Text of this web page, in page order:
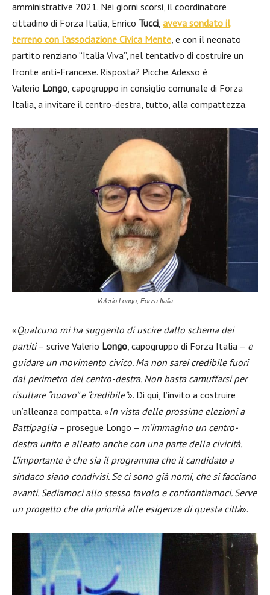
amministrative 2021. Nei giorni scorsi, il coordinatore
cittadino di Forza Italia, Enrico Tucci, aveva sondato il
terreno con l’associazione Civica Mente, e con il neonato
partito renziano “Italia Viva”, nel tentativo di costruire un
fronte anti-Francese. Risposta? Picche. Adesso è
Valerio Longo, capogruppo in consiglio comunale di Forza
Italia, a invitare il centro-destra, tutto, alla compattezza.
Valerio Longo, Forza Italia
«Qualcuno mi ha suggerito di uscire dallo schema dei
partiti– scrive Valerio Longo , capogruppo di Forza Italia – e
guidare un movimento civico. Ma non sarei credibile fuori
dal perimetro del centro-destra. Non basta camuffarsi per
risultare “nuovo” e “credibile”». Di qui, l’invito a costruire
un’alleanza compatta. «In vista delle prossime elezioni a
Battipaglia– prosegue Longo – m’immagino un centro-
destra unito e alleato anche con una parte della civicità.
L’importante è che sia il programma che il candidato a
sindaco siano condivisi. Se ci sono già nomi, che si facciano
avanti. Sediamoci allo stesso tavolo e confrontiamoci. Serve
un progetto che dia priorità alle esigenze di questa città».